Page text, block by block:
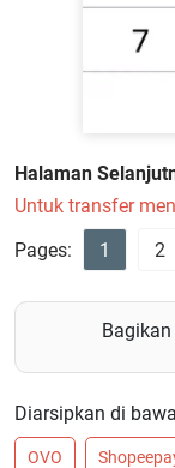
Halaman
Untuk transfer
Pages:
1 2
Bagikan
Diarsipkan di
OVO